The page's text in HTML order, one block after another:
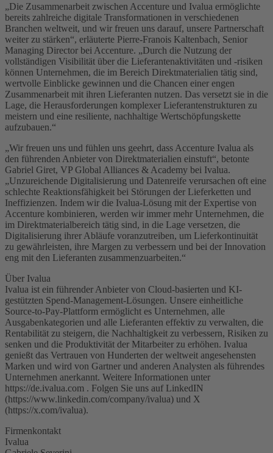
„Die Zusammenarbeit zwischen Accenture und Ivalua ermöglichte
bereits zahlreiche digitale Transformationen in verschiedenen
Branchen weltweit, und wir freuen uns darauf, unsere Partnerschaft
weiter zu stärken“, erläuterte Pierre-Franois Kaltenbach, Senior
Managing Director bei Accenture. „Durch die Nutzung der
vollständigen Visibilität über die Lieferantenaktivitäten und -risiken
können Unternehmen, die im Bereich Direktmaterialien tätig sind,
wertvolle Einblicke gewinnen und die Chancen einer engen
Zusammenarbeit mit ihren Lieferanten nutzen. Das versetzt sie in die
Lage, die Herausforderungen komplexer Lieferantenstrukturen zu
meistern und eine resiliente, nachhaltige Wertschöpfungskette
aufzubauen.“
„Wir freuen uns und fühlen uns geehrt, dass Accenture Ivalua als
den führenden Anbieter von Direktmaterialien einstuft“, betonte
Gabriel Giret, VP Global Alliances & Academy bei Ivalua.
„Unzureichende Digitalisierung und Datenreife verursachen oft eine
schlechte Reaktionsfähigkeit bei Störungen der Lieferketten und
Ineffizienzen. Indem wir die Ivalua-Lösung mit der Expertise von
Accenture kombinieren, werden wir immer mehr Unternehmen, die
im Direktmaterialbereich tätig sind, in die Lage versetzen, die
Digitalisierung ihrer Abläufe voranzutreiben, um Lieferkontinuität
zu gewährleisten, ihre Margen zu verbessern und bei der Innovation
eng mit den Lieferanten zusammenzuarbeiten.“
Über Ivalua
Ivalua ist ein führender Anbieter von Cloud-basierten und KI-
gestützten Spend-Management-Lösungen. Unsere einheitliche
Source-to-Pay-Plattform ermöglicht es Unternehmen, alle
Ausgabenkategorien und alle Lieferanten effektiv zu verwalten, die
Rentabilität zu steigern, die Nachhaltigkeit zu verbessern, Risiken zu
senken und die Produktivität der Mitarbeiter zu erhöhen. Ivalua
genießt das Vertrauen von Hunderten der weltweit angesehensten
Marken und wird von Gartner und anderen Analysten als führendes
Unternehmen anerkannt. Weitere Informationen unter
https://de.ivalua.com . Folgen Sie uns auf LinkedIN
(https://www.linkedin.com/company/ivalua) und X
(https://x.com/ivalua).
Firmenkontakt
Ivalua